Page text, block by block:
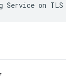
Service on TLS